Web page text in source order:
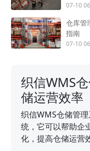
07-10
仓库管
指南
07-10
织信WMS
储运营效率
织信WMS仓储管
统，它可以帮助企
化，提高仓储运营